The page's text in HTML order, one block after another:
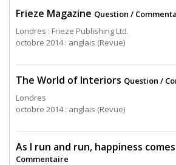
Frieze Magazine Question /
Londres : Frieze Publishing Ltd.
octobre 2014 : anglais (Revue)
The World of Interiors Question /
Londres
octobre 2014 : anglais (Revue)
As I run and run, happiness
Commentaire